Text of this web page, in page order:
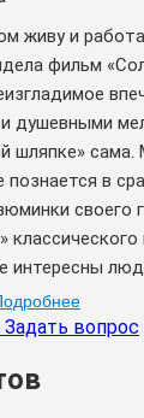
живу и
фильм
душевными
шляпке» сама.
в
своего
интересны
Задать вопрос